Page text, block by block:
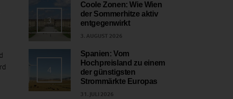
3
Coole Zonen: Wie Wien
der Sommerhitze aktiv
entgegenwirkt
3. AUGUST 2026
4
Spanien: Vom
Hochpreisland zu einem
der günstigsten
Strommärkte Europas
31. JULI 2026